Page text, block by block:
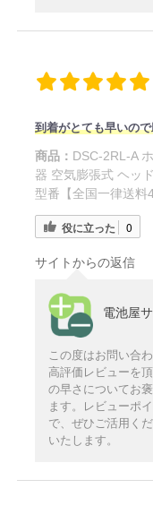
到着がとても早いの
商品： DSC-2RL-A
器 空気膨張式 ヘッ
型番【全国一律送料
役に立った 0
サイトからの返信
電池屋
この度はお問い合
高評価レビューを
の早さについてお
ます。レビューポ
で、ぜひご活用く
いたします。